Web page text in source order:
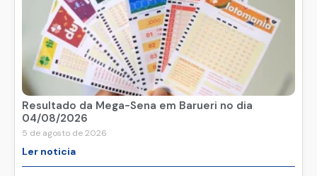
Resultado da Mega-Sena em Barueri no dia
04/08/2026
5 de agosto de 2026
Ler noticia